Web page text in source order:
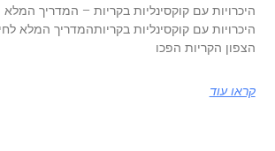
היכרויות עם קוקסינליות בקריותהמדריך המלא
הצפון הקריות הפכו
קראו עוד